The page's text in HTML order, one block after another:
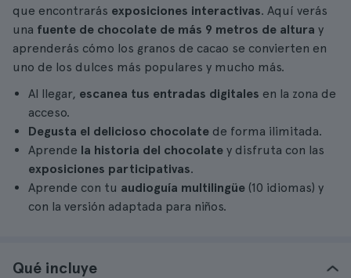
que encontrarás exposiciones interactivas. Aquí verás
una fuente de chocolate de más 9 metros de altura y
aprenderás cómo los granos de cacao se convierten en
uno de los dulces más populares y mucho más.
Al llegar, escanea tus entradas digitales en la zona de
acceso.
Degusta el delicioso chocolate de forma ilimitada.
Aprende la historia del chocolate y disfruta con las
exposiciones participativas.
Aprende con tu audioguía multilingüe (10 idiomas) y
con la versión adaptada para niños.
Qué incluye